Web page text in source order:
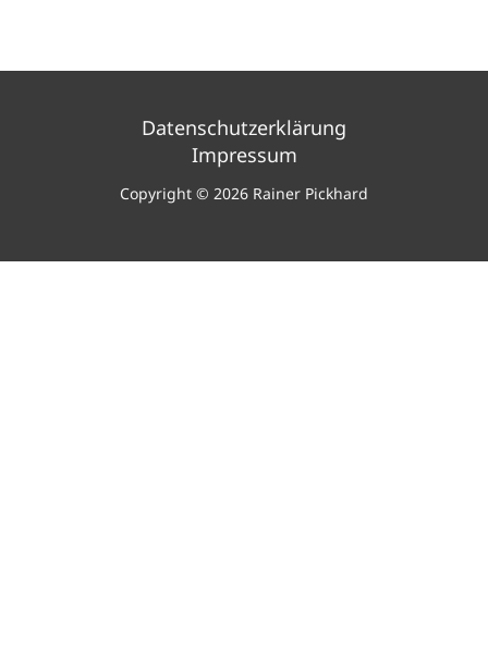
Datenschutzerklärung
Impressum
Copyright © 2026 Rainer Pickhard